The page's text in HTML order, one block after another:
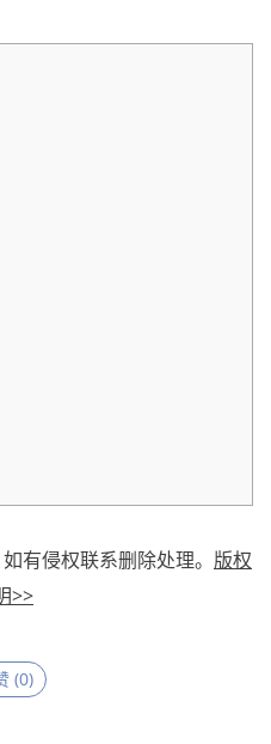
有侵权联系删除处理。 版权
>>
(0)